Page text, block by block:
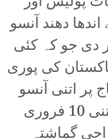
دھند آنسو
جو کہ کئی
کی پوری
پر اتنی آنسو
گیس نہیں پھینکی گئی جتنی 10 فروری